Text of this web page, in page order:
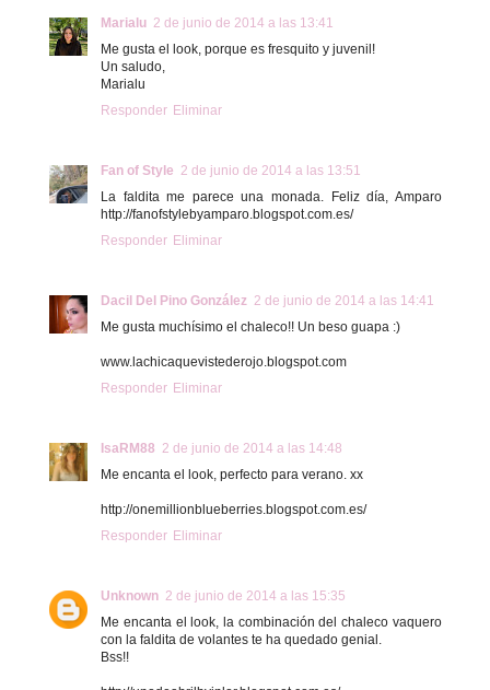
Marialu 2 de junio de 2014 a las 13:41
Me gusta el look, porque es fresquito y juvenil!
Un saludo,
Marialu
Responder Eliminar
Fan of Style 2 de junio de 2014 a las 13:51
La faldita me parece una monada. Feliz día, Amparo
http://fanofstylebyamparo.blogspot.com.es/
Responder Eliminar
Dacil Del Pino González 2 de junio de 2014 a las 14:41
Me gusta muchísimo el chaleco!! Un beso guapa :)
www.lachicaquevistederojo.blogspot.com
Responder Eliminar
IsaRM88 2 de junio de 2014 a las 14:48
Me encanta el look, perfecto para verano. xx
http://onemillionblueberries.blogspot.com.es/
Responder Eliminar
Unknown 2 de junio de 2014 a las 15:35
Me encanta el look, la combinación del chaleco vaquero
con la faldita de volantes te ha quedado genial.
Bss!!